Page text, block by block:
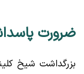
ضرورت
بزرگداشت شیخ